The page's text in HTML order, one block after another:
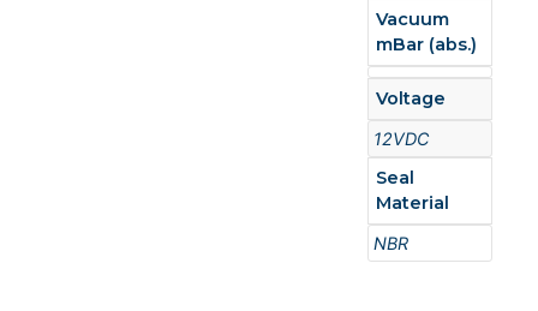
Vacuum
mBar (abs.)
Voltage
12VDC
Seal
Material
NBR